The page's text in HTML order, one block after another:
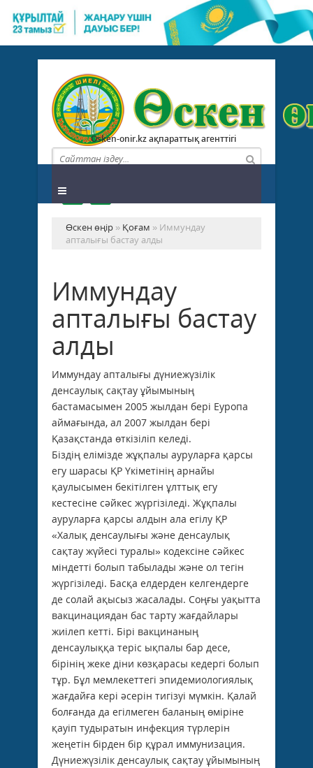
Osken-onir.kz ақпараттық агенттігі
Өскен өңір » Қоғам » Иммундау
апталығы бастау алды
Иммундау
апталығы бастау
алды
Иммундау апталығы дүниежүзілік
денсаулық сақтау ұйымының
бастамасымен 2005 жылдан бері Еуропа
аймағында, ал 2007 жылдан бері
Қазақстанда өткізіліп келеді.
Біздің елімізде жұқпалы ауруларға қарсы
егу шарасы ҚР Үкіметінің арнайы
қаулысымен бекітілген ұлттық егу
кестесіне сәйкес жүргізіледі. Жұқпалы
ауруларға қарсы алдын ала егілу ҚР
«Халық денсаулығы және денсаулық
сақтау жүйесі туралы» кодексіне сәйкес
міндетті болып табылады және ол тегін
жүргізіледі. Басқа елдерден келгендерге
де солай ақысыз жасалады. Соңғы уақытта
вакцинациядан бас тарту жағдайлары
жиілеп кетті. Бірі вакцинаның
денсаулыққа теріс ықпалы бар десе,
бірінің жеке діни көзқарасы кедергі болып
тұр. Бұл мемлекеттегі эпидемиологиялық
жағдайға кері әсерін тигізуі мүмкін. Қалай
болғанда да егілмеген баланың өміріне
қауіп тудыратын инфекция түрлерін
жеңетін бірден бір құрал иммунизация.
Дүниежүзілік денсаулық сақтау ұйымының